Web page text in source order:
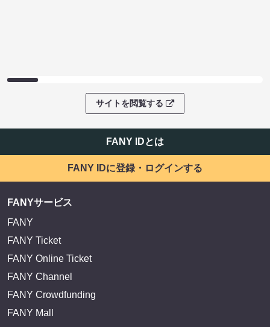
サイトを閲覧する
FANY IDとは
FANY IDに登録・ログインする
FANYサービス
FANY
FANY Ticket
FANY Online Ticket
FANY Channel
FANY Crowdfunding
FANY Mall